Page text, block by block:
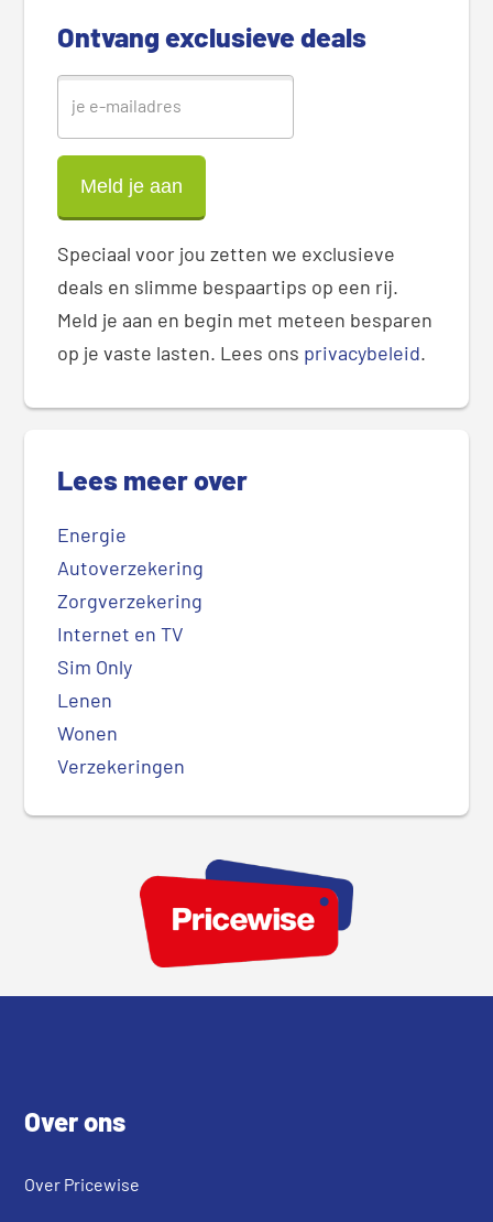
Ontvang exclusieve deals
Speciaal voor jou zetten we exclusieve
deals en slimme bespaartips op een rij.
Meld je aan en begin met meteen besparen
op je vaste lasten. Lees ons privacybeleid.
Lees meer over
Energie
Autoverzekering
Zorgverzekering
Internet en TV
Sim Only
Lenen
Wonen
Verzekeringen
Over ons
Over Pricewise